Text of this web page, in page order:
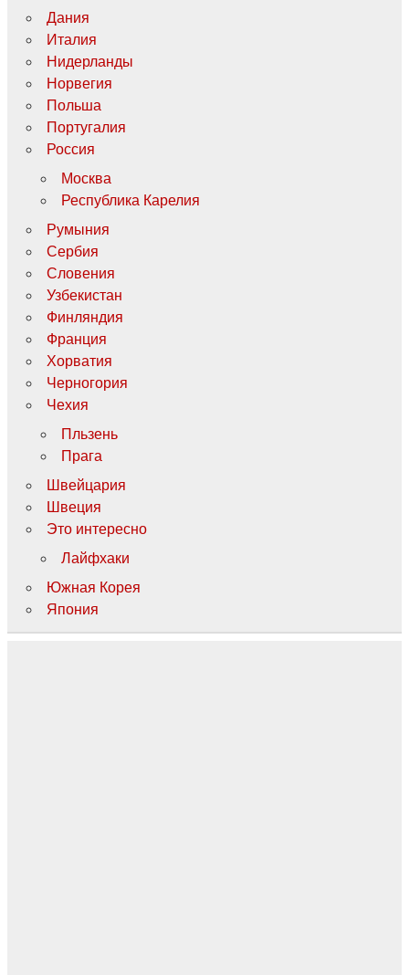
Дания
Италия
Нидерланды
Норвегия
Польша
Португалия
Россия
Москва
Республика Карелия
Румыния
Сербия
Словения
Узбекистан
Финляндия
Франция
Хорватия
Черногория
Чехия
Пльзень
Прага
Швейцария
Швеция
Это интересно
Лайфхаки
Южная Корея
Япония